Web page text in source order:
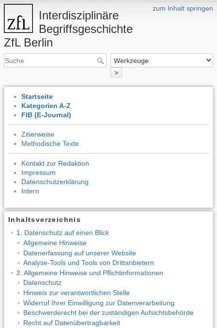
zum Inhalt springen
Interdisziplinäre
Begriffsgeschichte
ZfL Berlin
>
Startseite
Kategorien A-Z
FIB (E-Journal)
Zitierweise
Methodische Texte
Kontakt zur Redaktion
Impressum
Datenschutzerklärung
Intern
Inhaltsverzeichnis
1. Datenschutz auf einen Blick
Allgemeine Hinweise
Datenerfassung auf unserer Website
Analyse-Tools und Tools von Drittanbietern
2. Allgemeine Hinweise und Pflichtinformationen
Datenschutz
Hinweis zur verantwortlichen Stelle
Widerruf Ihrer Einwilligung zur Datenverarbeitung
Beschwerderecht bei der zuständigen Aufsichtsbehörde
Recht auf Datenübertragbarkeit